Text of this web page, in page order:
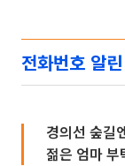
전화번호 알
경의선 숲길
젊은 엄마 부